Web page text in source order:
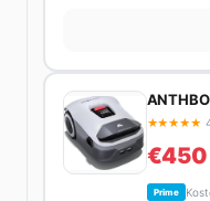
★★★★★
€450
Prime